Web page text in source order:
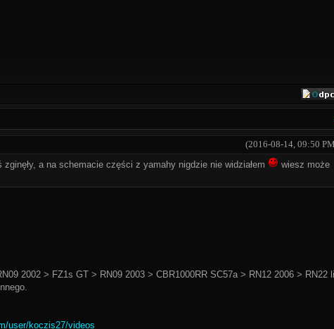
(2016-08-14, 09:50
zginęły, a na schemacie części z yamahy nigdzie nie widziałem
wiesz może
2002 > FZ1s GT > RN09 2003 > CBR1000RR SC57a > RN12 2006 > RN22
user/koczis27/videos